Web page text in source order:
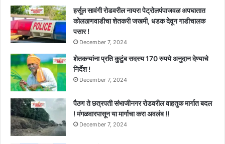
हर्सूल सावंगी रोडवरील नायरा पेट्रोलपंपाजवळ अपघातात
कोलठाणवाडीचा शेतकरी जखमी, धडक देवून गाडीचालक
पसार !
December 7, 2024
शेतकऱ्यांना प्रति कुटुंब सदस्य 170 रुपये अनुदान देण्याचे
निर्देश !
December 7, 2024
पैठण ते छत्रपती संभाजीनगर रोडवरील वाहतुक मार्गात बदल
! मंगळवारपासून या मार्गाचा करा अवलंब !!
December 7, 2024